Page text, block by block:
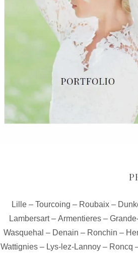
Lille– Tourcoing – Roubaix–
Lambersart– Armentieres –
Wasquehal – Denain – Ronchin –
Wattignies– Lys-lez-Lannoy– Roncq